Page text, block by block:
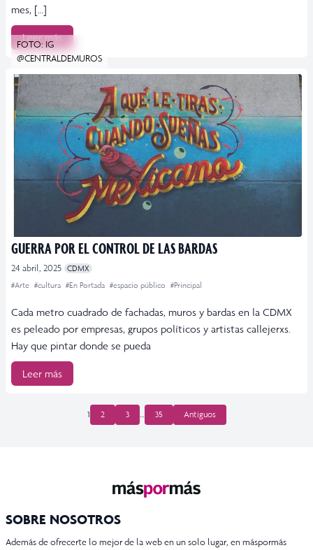
mes, […]
Leer más
FOTO: IG
@CENTRALDEMUROS
GUERRA POR EL CONTROL DE LAS BARDAS
24 abril, 2025 CDMX
#Arte #cultura #En Portada #espacio público #Principal
Cada metro cuadrado de fachadas, muros y bardas en la CDMX
es peleado por empresas, grupos políticos y artistas callejerxs.
Hay que pintar donde se pueda
Leer más
1 2 3 … 35 Antiguos
SOBRE NOSOTROS
Además de ofrecerte lo mejor de la web en un solo lugar, en máspormás